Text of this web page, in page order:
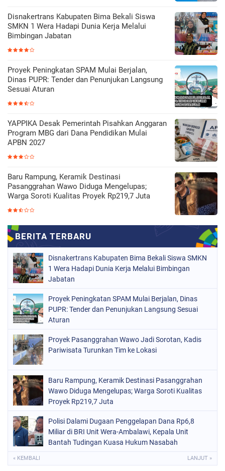
Disnakertrans Kabupaten Bima Bekali Siswa
SMKN 1 Wera Hadapi Dunia Kerja Melalui
Bimbingan Jabatan
Proyek Peningkatan SPAM Mulai Berjalan,
Dinas PUPR: Tender dan Penunjukan Langsung
Sesuai Aturan
YAPPIKA Desak Pemerintah Pisahkan Anggaran
Program MBG dari Dana Pendidikan Mulai
APBN 2027
Baru Rampung, Keramik Destinasi
Pasanggrahan Wawo Diduga Mengelupas;
Warga Soroti Kualitas Proyek Rp219,7 Juta
Disnakertrans Kabupaten Bima Bekali Siswa SMKN
1 Wera Hadapi Dunia Kerja Melalui Bimbingan
Jabatan
Proyek Peningkatan SPAM Mulai Berjalan, Dinas
PUPR: Tender dan Penunjukan Langsung Sesuai
Aturan
Proyek Pasanggrahan Wawo Jadi Sorotan, Kadis
Pariwisata Turunkan Tim ke Lokasi
Baru Rampung, Keramik Destinasi Pasanggrahan
Wawo Diduga Mengelupas; Warga Soroti Kualitas
Proyek Rp219,7 Juta
Polisi Dalami Dugaan Penggelapan Dana Rp6,8
Miliar di BRI Unit Wera-Ambalawi, Kepala Unit
Bantah Tudingan Kuasa Hukum Nasabah
« KEMBALI LANJUT »